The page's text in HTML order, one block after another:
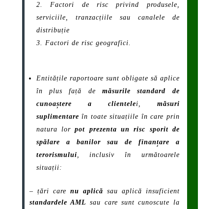
Factori de risc privind produsele,
serviciile, tranzacțiile sau canalele de
distribuție
Factori de risc geografici.
Entitățile raportoare sunt obligate să aplice
în plus față demăsurile standard de
cunoaștere a clientelei, măsuri
suplimentare în toate situațiile în care prin
natura lorpot prezenta un risc sporit de
spălare a banilor sau de finanțare a
terorismului , inclusiv în următoarele
situații:
– țări care nu aplică sau aplică insuficient
standardele AML sau care sunt cunoscute la